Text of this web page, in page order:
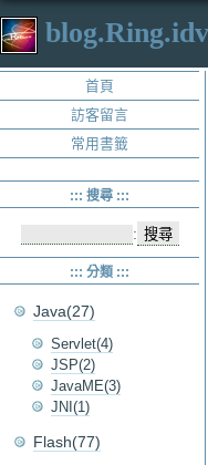
首頁
訪客留言
常用書籤
::: 搜尋 :::
:
::: 分類 :::
Java(27)
Servlet(4)
JSP(2)
JavaME(3)
JNI(1)
Flash(77)